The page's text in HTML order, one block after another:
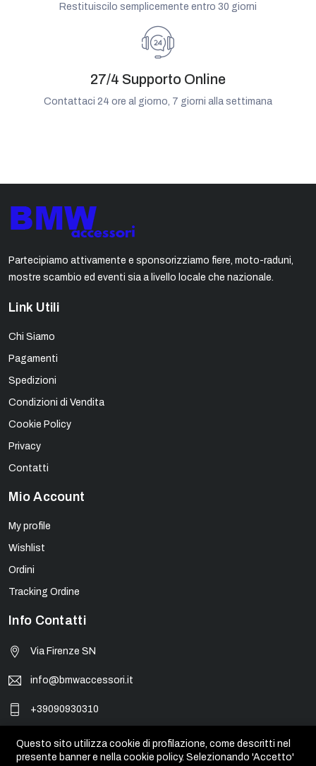
Restituiscilo semplicemente entro 30 giorni
27/4 Supporto Online
Contattaci 24 ore al giorno, 7 giorni alla settimana
Partecipiamo attivamente e sponsorizziamo fiere, moto-raduni,
mostre scambio ed eventi sia a livello locale che nazionale.
Link Utili
Chi Siamo
Pagamenti
Spedizioni
Condizioni di Vendita
Cookie Policy
Privacy
Contatti
Mio Account
My profile
Wishlist
Ordini
Tracking Ordine
Info Contatti
Via Firenze SN
info@bmwaccessori.it
+39090930310
© BMW Accessori - PIVA 01931450835. Tutti i marchi, loghi e
Questo sito utilizza cookie di profilazione, come descritti nel
presente banner e nella cookie policy. Selezionando 'Accetto'